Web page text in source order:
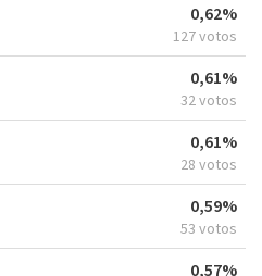
0,62%
127 votos
0,61%
32 votos
0,61%
28 votos
0,59%
53 votos
0,57%